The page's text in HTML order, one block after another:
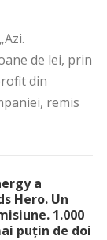
de lei, prin
din
remis
a
Hero. Un
1.000
puțin de doi